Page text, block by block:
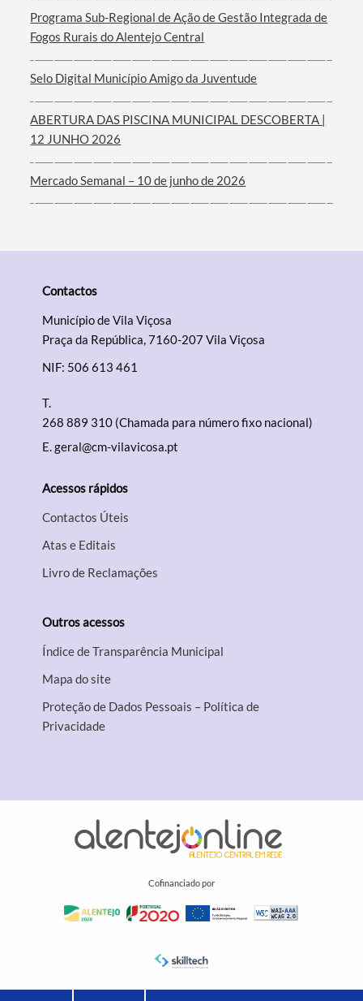
Programa Sub-Regional de Ação de Gestão Integrada de
Fogos Rurais do Alentejo Central
Selo Digital Município Amigo da Juventude
ABERTURA DAS PISCINA MUNICIPAL DESCOBERTA |
12 JUNHO 2026
Mercado Semanal – 10 de junho de 2026
Contactos
Município de Vila Viçosa
Praça da República, 7160-207 Vila Viçosa
NIF: 506 613 461
T.
268 889 310 (Chamada para número fixo nacional)
E.geral@cm-vilavicosa.pt
Acessos rápidos
Contactos Úteis
Atas e Editais
Livro de Reclamações
Outros acessos
Índice de Transparência Municipal
Mapa do site
Proteção de Dados Pessoais – Política de
Privacidade
Cofinanciado por